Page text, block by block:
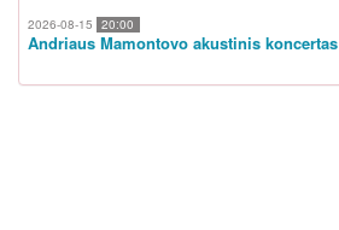
2026-08-15 20:00
Andriaus Mamontovo akustinis koncertas